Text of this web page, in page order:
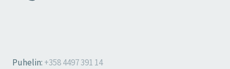
Puhelin: +358 4497 391 14